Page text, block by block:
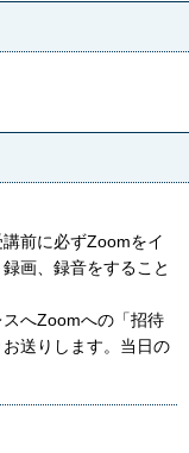
前に必ずZoomをイ
画、録音をすること
へZoomへの「招待
送りします。当日の